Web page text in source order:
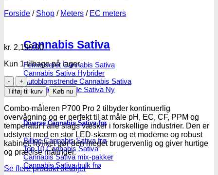
Cannabis Sativa
Feminiseret Cannabis Sativa
Cannabis Sativa Hybrider
Autoblomstrende Cannabis Sativa
Hurtigblomstrende Sativa
Diverse Cannabis Sativa frø
Billige Cannabis Sativa frø
Top 10 Cannabis Sativa
Cannabis Sativa mix-pakker
Cannabis Sativa bulk frø
Forside / Shop / Meters / EC meters
kr. 2,199.00
Kun 1 tilbage på lager
Aqua
Master
|
Pro
2
Combo
Meter
-
pH,
EC,
CF,
Tilføj til kurv Køb nu
Combo-måleren P700 Pro 2 tilbyder kontinuerlig
overvågning og er perfekt til at måle pH, EC, CF, PPM og
temperatur i alle slags væsker i forskellige industrier. Den er
udstyret med en stor LED-skærm og et moderne og robust
kabinet, hvilket gør den meget brugervenlig og giver hurtige
og præcise målinger.
Se flere produkt detaljer